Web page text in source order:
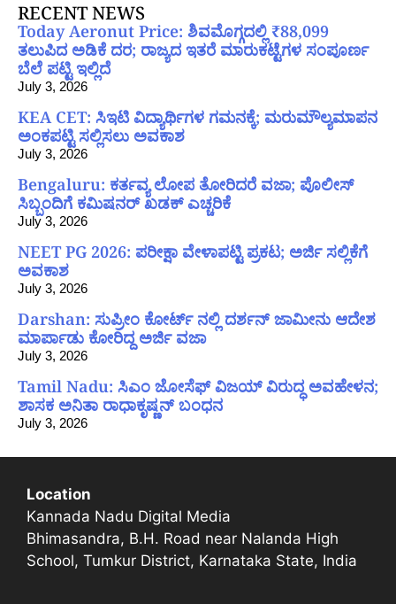
RECENT NEWS
Today Aeronut Price: ಶಿವಮೊಗ್ಗದಲ್ಲಿ ₹88,099
ತಲುಪಿದ ಅಡಿಕೆ ದರ; ರಾಜ್ಯದ ಇತರೆ ಮಾರುಕಟ್ಟೆಗಳ ಸಂಪೂರ್ಣ
ಬೆಲೆ ಪಟ್ಟಿ ಇಲ್ಲಿದೆ
July 3, 2026
KEA CET: ಸಿಇಟಿ ವಿದ್ಯಾರ್ಥಿಗಳ ಗಮನಕ್ಕೆ; ಮರುಮೌಲ್ಯಮಾಪನ
ಅಂಕಪಟ್ಟಿ ಸಲ್ಲಿಸಲು ಅವಕಾಶ
July 3, 2026
Bengaluru: ಕರ್ತವ್ಯ ಲೋಪ ತೋರಿದರೆ ವಜಾ; ಪೊಲೀಸ್
ಸಿಬ್ಬಂದಿಗೆ ಕಮಿಷನರ್ ಖಡಕ್ ಎಚ್ಚರಿಕೆ
July 3, 2026
NEET PG 2026: ಪರೀಕ್ಷಾ ವೇಳಾಪಟ್ಟಿ ಪ್ರಕಟ; ಅರ್ಜಿ ಸಲ್ಲಿಕೆಗೆ
ಅವಕಾಶ
July 3, 2026
Darshan: ಸುಪ್ರೀಂ ಕೋರ್ಟ್ ನಲ್ಲಿ ದರ್ಶನ್ ಜಾಮೀನು ಆದೇಶ
ಮಾರ್ಪಾಡು ಕೋರಿದ್ದ ಅರ್ಜಿ ವಜಾ
July 3, 2026
Tamil Nadu: ಸಿಎಂ ಜೋಸೆಫ್ ವಿಜಯ್ ವಿರುದ್ಧ ಅವಹೇಳನ;
ಶಾಸಕ ಅನಿತಾ ರಾಧಾಕೃಷ್ಣನ್ ಬಂಧನ
July 3, 2026
Location
Kannada Nadu Digital Media
Bhimasandra, B.H. Road near Nalanda High
School, Tumkur District, Karnataka State, India